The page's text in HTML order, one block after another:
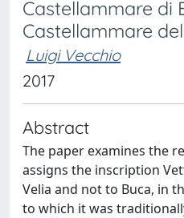
Castellammare di
Castellammare
Luigi Vecchio
2017
Abstract
The paper examines the
assigns the inscription
Velia and not to Buca, in
to which it was